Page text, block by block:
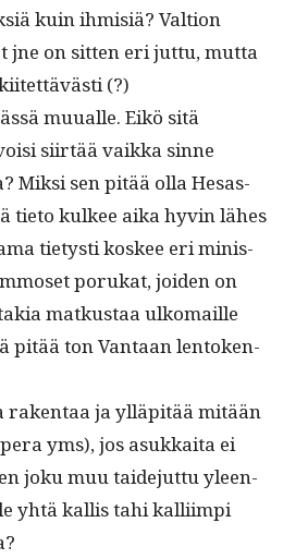
kuin ihmisiä? Val­tion
jne on sit­ten eri jut­tu, mut­ta
(?)
muualle. Eikö sitä
siirtää vaik­ka sinne
Mik­si sen pitää olla Hesas­
tieto kul­kee aika hyvin läh­es
tietysti kos­kee eri min­is­
porukat, joiden on
matkus­taa ulko­maille
pitää ton Van­taan lento­ken­
rak­en­taa ja ylläpitää mitään
yms), jos asukkai­ta ei
joku muu taide­jut­tu yleen­
yhtä kallis tahi kalli­impi